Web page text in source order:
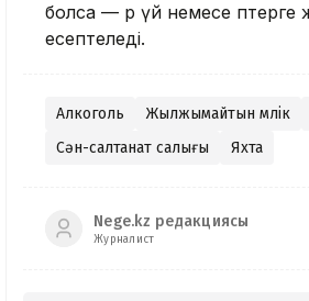
болса — әр үй немесе пәтерге
есептеледі.
Алкоголь Жылжымайтын мүлік
Сән-салтанат салығы
Яхта
Nege.kz редакциясы
Журналист